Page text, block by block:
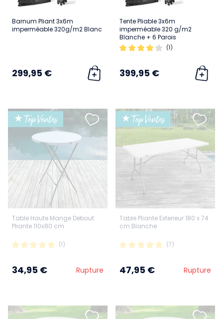
Barnum Pliant 3x6m
imperméable 320g/m2 Blanc
299,95 €
Tente Pliable 3x6m
imperméable 320 g/m2
Blanche + 6 Parois
(1)
399,95 €
Table Haute Mange Debout
Pliante 110x80 cm
(1)
34,95 € Rupture
★ Top Ventes
Table Pliante Exterieur 180 x 74
cm Blanche
(7)
47,95 € Rupture
★ Top Ventes